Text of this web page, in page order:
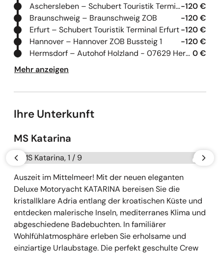
Aschersleben – Schubert Touristik Terminal Aschersleben-120 €
Braunschweig – Braunschweig ZOB
-120 €
Erfurt – Schubert Touristik Terminal Erfurt-120 €
Hannover – Hannover ZOB Bussteig 1
-120 €
Hermsdorf – Autohof Holzland - 07629 Hermsdorf 0 €
Mehr anzeigen
Ihre Unterkunft
MS Katarina
Galerie überspringen
vorherige
Auszeit im Mittelmeer! Mit der neuen eleganten
Deluxe Motoryacht KATARINA bereisen Sie die
kristallklare Adria entlang der kroatischen Küste und
entdecken malerische Inseln, mediterranes Klima und
abgeschiedene Badebuchten. In familiärer
Wohlfühlatmosphäre erleben Sie erholsame und
einziartige Urlaubstage. Die perfekt geschulte Crew